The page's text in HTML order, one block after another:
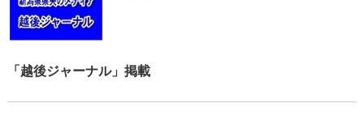
「越後ジャーナル」掲載